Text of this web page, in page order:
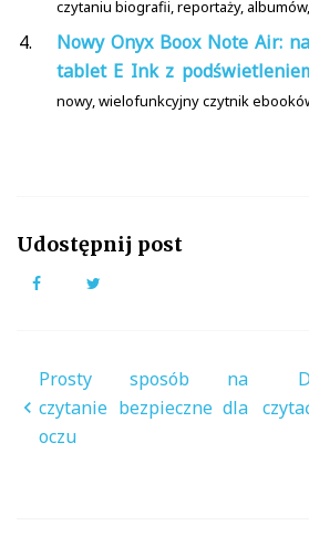
czytaniu biografii, reportaży,
Nowy Onyx Boox Note Air:
tablet E Ink z
nowy, wielofunkcyjny czytnik
Udostępnij post
Facebook
Nawigacja
wpisu
Prosty sposób na
czytanie bezpieczne dla
oczu